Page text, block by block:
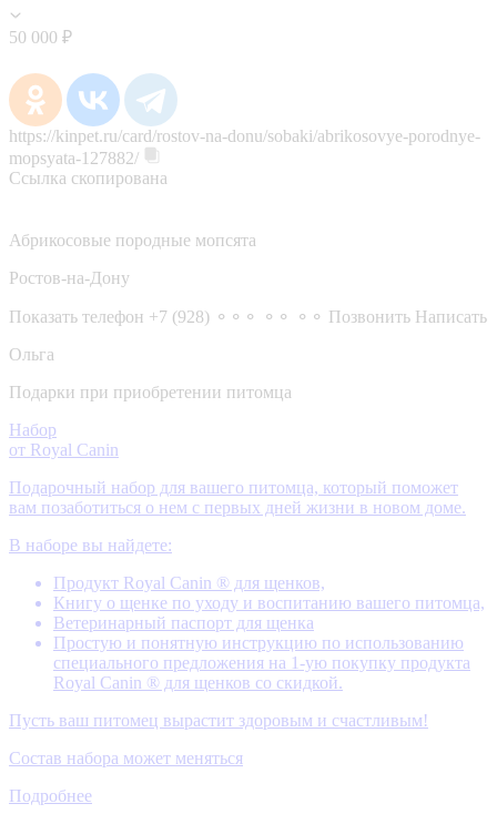
50 000 ₽
https://kinpet.ru/card/rostov-na-donu/sobaki/abrikosovye-porodnye-
mopsyata-127882/
Ссылка скопирована
Абрикосовые породные мопсята
Ростов-на-Дону
Показать телефон +7 (928) ⚬⚬⚬ ⚬⚬ ⚬⚬ Позвонить Написать
Ольга
Подарки при приобретении питомца
Набор
от Royal Canin
Подарочный набор для вашего питомца, который поможет
вам позаботиться о нем с первых дней жизни в новом доме.
В наборе вы найдете:
Продукт Royal Canin ® для щенков,
Книгу о щенке по уходу и воспитанию вашего питомца,
Ветеринарный паспорт для щенка
Простую и понятную инструкцию по использованию
специального предложения на 1-ую покупку продукта
Royal Canin ® для щенков со скидкой.
Пусть ваш питомец вырастит здоровым и счастливым!
Состав набора может меняться
Подробнее